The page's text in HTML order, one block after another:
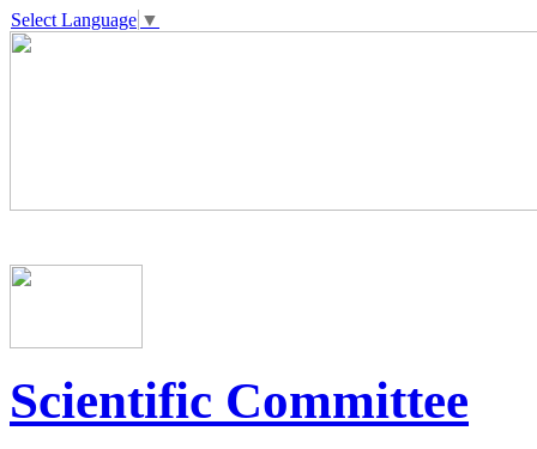
Select Language ▼
Scientific Committee